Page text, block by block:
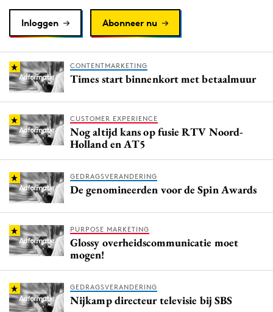
Reputatie & crisis
Inloggen Abonneer nu
CONTENTMARKETING
Times start binnenkort met betaalmuur
CUSTOMER EXPERIENCE
Nog altijd kans op fusie RTV Noord-
Holland en AT5
GEDRAGSVERANDERING
De genomineerden voor de Spin Awards
PURPOSE MARKETING
Glossy overheidscommunicatie moet
mogen!
GEDRAGSVERANDERING
Nijkamp directeur televisie bij SBS